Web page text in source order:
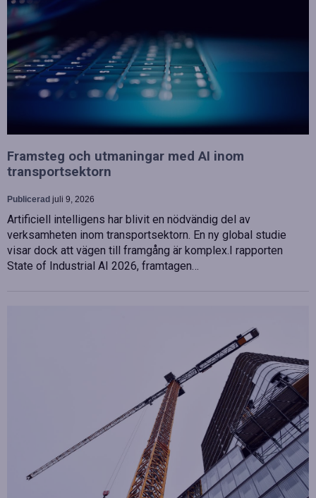
Framsteg och utmaningar med AI inom
transportsektorn
Publicerad juli 9, 2026
Artificiell intelligens har blivit en nödvändig del av
verksamheten inom transportsektorn. En ny global studie
visar dock att vägen till framgång är komplex.I rapporten
State of Industrial AI 2026, framtagen…